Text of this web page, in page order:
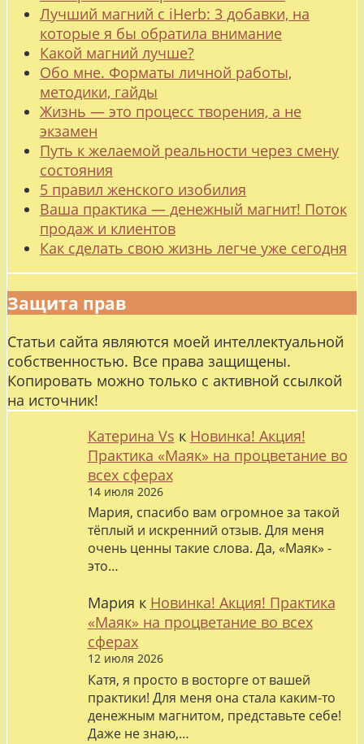
Лучший магний с iHerb: 3 добавки, на
которые я бы обратила внимание
Какой магний лучше?
Обо мне. Форматы личной работы,
методики, гайды
Жизнь — это процесс творения, а не
экзамен
Путь к желаемой реальности через смену
состояния
5 правил женского изобилия
Ваша практика — денежный магнит! Поток
продаж и клиентов
Как сделать свою жизнь легче уже сегодня
Защита прав
Статьи сайта являются моей интеллектуальной
собственностью. Все права защищены.
Копировать можно только с активной ссылкой
на источник!
Катерина Vs к Новинка! Акция!
Практика «Маяк» на процветание во
всех сферах
14 июля 2026
Мария, спасибо вам огромное за такой
тёплый и искренний отзыв. Для меня
очень ценны такие слова. Да, «Маяк» -
это…
Мария к Новинка! Акция! Практика
«Маяк» на процветание во всех
сферах
12 июля 2026
Катя, я просто в восторге от вашей
практики! Для меня она стала каким-то
денежным магнитом, представьте себе!
Даже не знаю,…